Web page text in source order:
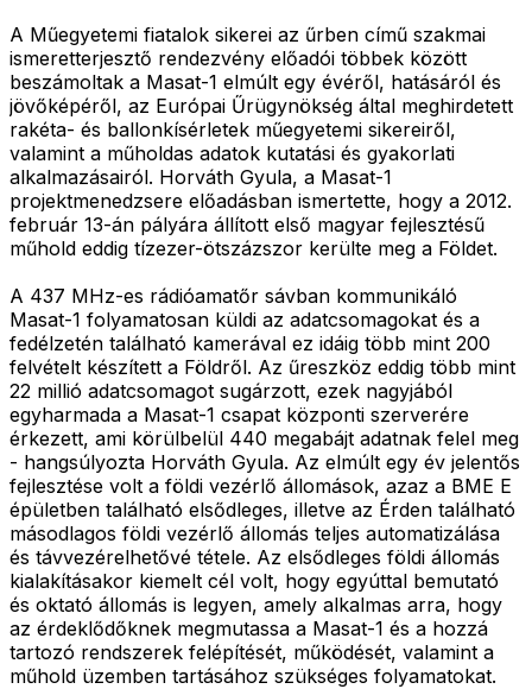
A Műegyetemi fiatalok sikerei az űrben című szakmai
ismeretterjesztő rendezvény előadói többek között
beszámoltak a Masat-1 elmúlt egy évéről, hatásáról és
jövőképéről, az Európai Űrügynökség által meghirdetett
rakéta- és ballonkísérletek műegyetemi sikereiről,
valamint a műholdas adatok kutatási és gyakorlati
alkalmazásairól. Horváth Gyula, a Masat-1
projektmenedzsere előadásban ismertette, hogy a 2012.
február 13-án pályára állított első magyar fejlesztésű
műhold eddig tízezer-ötszázszor kerülte meg a Földet.
A 437 MHz-es rádióamatőr sávban kommunikáló
Masat-1 folyamatosan küldi az adatcsomagokat és a
fedélzetén található kamerával ez idáig több mint 200
felvételt készített a Földről. Az űreszköz eddig több mint
22 millió adatcsomagot sugárzott, ezek nagyjából
egyharmada a Masat-1 csapat központi szerverére
érkezett, ami körülbelül 440 megabájt adatnak felel meg
- hangsúlyozta Horváth Gyula. Az elmúlt egy év jelentős
fejlesztése volt a földi vezérlő állomások, azaz a BME E
épületben található elsődleges, illetve az Érden található
másodlagos földi vezérlő állomás teljes automatizálása
és távvezérelhetővé tétele. Az elsődleges földi állomás
kialakításakor kiemelt cél volt, hogy egyúttal bemutató
és oktató állomás is legyen, amely alkalmas arra, hogy
az érdeklődőknek megmutassa a Masat-1 és a hozzá
tartozó rendszerek felépítését, működését, valamint a
műhold üzemben tartásához szükséges folyamatokat.